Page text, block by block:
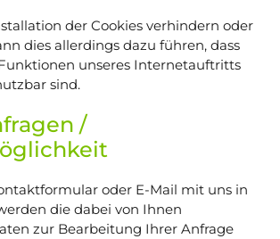
der Cookies verhindern oder
dies allerdings dazu führen, dass
unseres Internetauftritts
sind.
/
oder E-Mail mit uns in
die dabei von Ihnen
zur Bearbeitung Ihrer Anfrage